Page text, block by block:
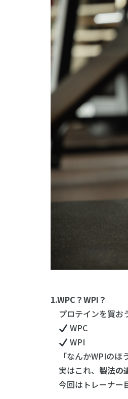
1.WPC？WPI？
プロテインを買お
WPC
WPI
「なんかWPIのほ
実はこれ、 製法の
今回はトレーナー